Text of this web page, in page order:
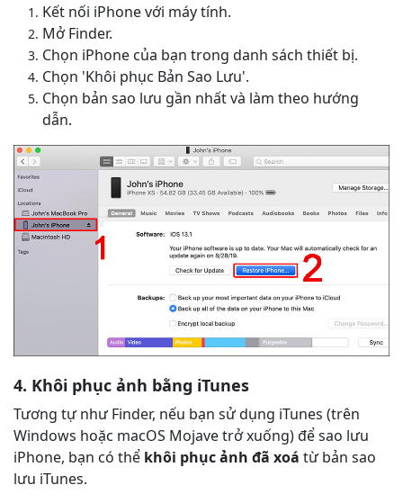
Kết nối iPhone với máy tính.
Mở Finder.
Chọn iPhone của bạn trong danh sách thiết bị.
Chọn 'Khôi phục Bản Sao Lưu'.
Chọn bản sao lưu gần nhất và làm theo hướng
dẫn.
4. Khôi phục ảnh bằng iTunes
Tương tự như Finder, nếu bạn sử dụng iTunes (trên
Windows hoặc macOS Mojave trở xuống) để sao lưu
iPhone, bạn có thể khôi phục ảnh đã xoá từ bản sao
lưu iTunes.